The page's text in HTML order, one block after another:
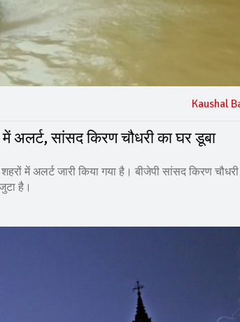
Kaushal
अलर्ट, सांसद किरण चौधरी का घर डूबा
में अलर्ट जारी किया गया है। बीजेपी सांसद किरण
है।